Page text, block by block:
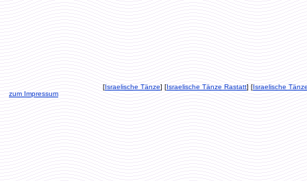
zum Impressum
[Israelische Tänze] [Israelische Tänze Rastatt] [Israelische